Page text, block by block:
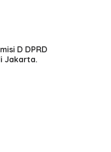
D DPRD
Jakarta.